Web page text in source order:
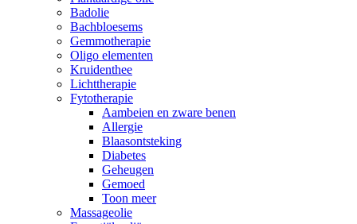
Badolie
Bachbloesems
Gemmotherapie
Oligo elementen
Kruidenthee
Lichttherapie
Fytotherapie
Aambeien en zware benen
Allergie
Blaasontsteking
Diabetes
Geheugen
Gemoed
Toon meer
Massageolie